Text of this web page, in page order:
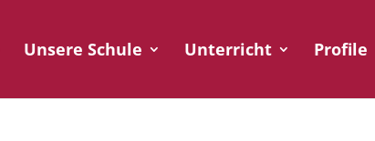
Unsere Schule Unterricht Profile